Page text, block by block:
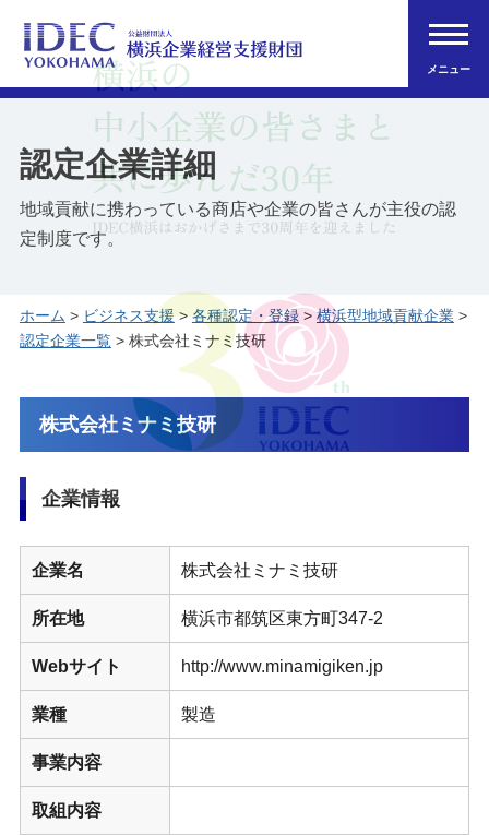
メニュー
認定企業詳細
地域貢献に携わっている商店や企業の皆さんが主役の認
定制度です。
ホーム > ビジネス支援>各種認定・登録>横浜型地域貢献企業>
認定企業一覧> 株式会社ミナミ技研
株式会社ミナミ技研
企業情報
企業名 株式会社ミナミ技研
所在地 横浜市都筑区東方町347-2
Webサイト http://www.minamigiken.jp
業種 製造
事業内容
取組内容